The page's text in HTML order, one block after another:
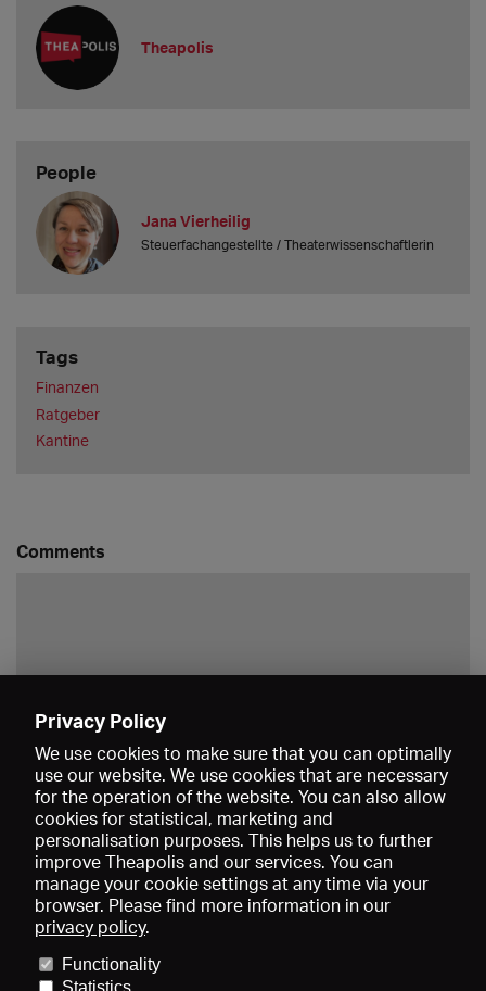
Janas Präsi:https://theapolis-support.de/wp-
content/uploads/2026/02/Steuer-Kantine_Theapolis_2026.pdf
Tipps für Steuer- bzw. Buchhaltungssoftware außer
Theapolis
People
Jana Vierheilig
Steuerfachangestellte / Theaterwissenschaftlerin
Tags
Finanzen
Ratgeber
Kantine
Comments
About us
Imprint
Privacy Policy
We use cookies to make sure that you can optimally
use our website. We use cookies that are necessary
for the operation of the website. You can also allow
cookies for statistical, marketing and
personalisation purposes. This helps us to further
improve Theapolis and our services. You can
manage your cookie settings at any time via your
browser. Please find more information in our
privacy policy.
Functionality
Statistics